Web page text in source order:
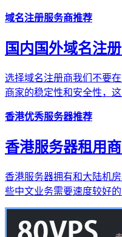
域名注册服务商推荐
国内国外域名注
选择域名注册商我们不要
商家的稳定性和安全性，
香港优秀服务器推荐
香港服务器租用
香港服务器拥有和大陆机
些中文业务需要速度较好